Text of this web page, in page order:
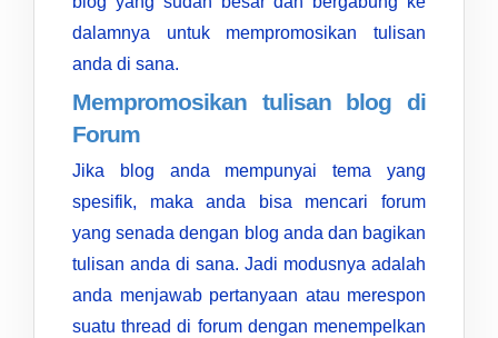
dalamnya untuk mempromosikan tulisan
anda di sana.
Mempromosikan tulisan blog di
Forum
Jika blog anda mempunyai tema yang
spesifik, maka anda bisa mencari forum
yang senada dengan blog anda dan bagikan
tulisan anda di sana. Jadi modusnya adalah
anda menjawab pertanyaan atau merespon
suatu thread di forum dengan menempelkan